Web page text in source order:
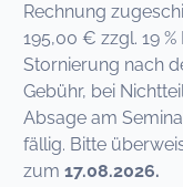
Rechnung
195,00 € zzgl. 19
Stornierung nach
Gebühr, bei
Absage am
fällig. Bitte
zum 17.08.2026.